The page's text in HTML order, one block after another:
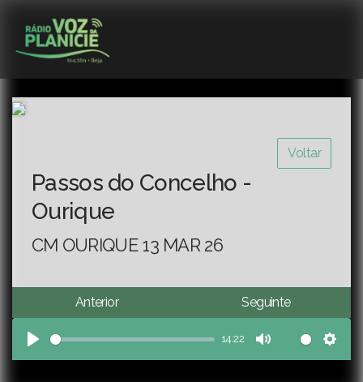
Voltar
Passos do Concelho -
Ourique
CM OURIQUE 13 MAR 26
Anterior Seguinte
Play
14:22
Mute